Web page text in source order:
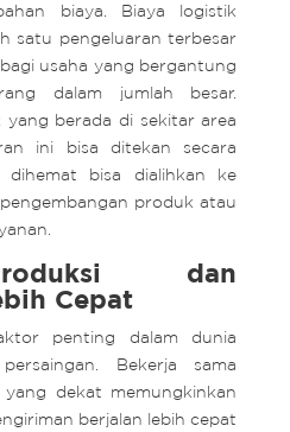
biaya. Biaya logistik
satu pengeluaran terbesar
usaha yang bergantung
dalam jumlah besar.
yang berada di sekitar area
ini bisa ditekan secara
dihemat bisa dialihkan ke
produk atau
dan
Cepat
penting dalam dunia
Bekerja sama
dekat memungkinkan
berjalan lebih cepat